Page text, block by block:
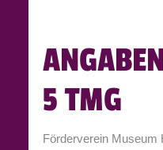
TMG
Förderverein Museum